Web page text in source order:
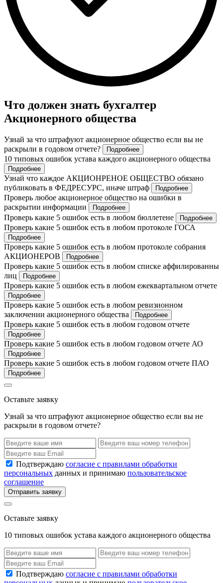
Что должен знать бухгалтер
Акционерного общества
Узнай за что штрафуют акционерное общество если вы не
раскрыли в годовом отчете?
Подробнее
10 типовых ошибок устава каждого акционерного общества
Подробнее
Узнай что каждое АКЦИОНРЕНОЕ ОБЩЕСТВО обязано
публиковать в ФЕДРЕСУРС, иначе штраф
Подробнее
Проверь любое акционерное общество на ошибки в
раскрытии информации
Подробнее
Проверь какие 5 ошибок есть в любом бюллетене Подробнее
Проверь какие 5 ошибок есть в любом протоколе ГОСА
Подробнее
Проверь какие 5 ошибок есть в любом протоколе собрания
АКЦИОНЕРОВ
Подробнее
Проверь какие 5 ошибок есть в любом списке аффилированны
лиц
Подробнее
Проверь какие 5 ошибок есть в любом ежеквартальном отчете
Подробнее
Проверь какие 5 ошибок есть в любом ревизионном
заключении акционерного общества
Подробнее
Проверь какие 5 ошибок есть в любом годовом отчете
Подробнее
Проверь какие 5 ошибок есть в любом годовом отчете АО
Подробнее
Проверь какие 5 ошибок есть в любом годовом отчете ПАО
Подробнее
Оставьте заявку
Узнай за что штрафуют акционерное общество если вы не
раскрыли в годовом отчете?
Подтверждаю согласие с правилами обработки
персональных данных и принимаю пользовательское
соглашение
Отправить заявку
Оставьте заявку
10 типовых ошибок устава каждого акционерного общества
Подтверждаю согласие с правилами обработки